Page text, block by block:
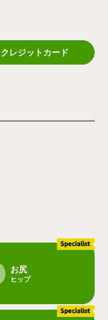
クレジットカード
お尻
ヒップ